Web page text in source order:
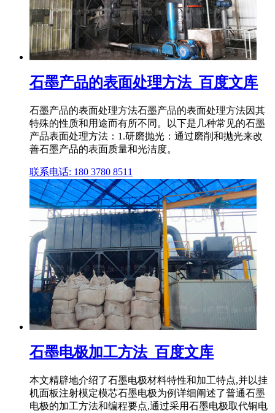
石墨产品的表面处理方法_百度文库
石墨产品的表面处理方法石墨产品的表面处理方法因其
特殊的性质和用途而有所不同。以下是几种常见的石墨
产品表面处理方法：1.研磨抛光：通过磨削和抛光来改
善石墨产品的表面质量和光洁度。
联系电话: 180 3780 8511
石墨电极加工方法_百度文库
本文精辟地介绍了石墨电极材料特性和加工特点,并以挂
机面板注射模定模芯石墨电极为例详细阐述了普通石墨
电极的加工方法和编程要点,通过采用石墨电极取代铜电